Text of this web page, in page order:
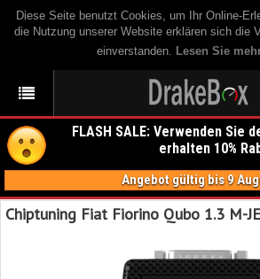
Diese Seite benutzt Cookies, um Ihr Online-
die Nutzung unserer Website erklären sich die
einverstanden. Lesen Sie
FLASH SALE: Verwenden Sie
erhalten 10%
Angebot gültig bis 9
Chiptuning Fiat Fiorino Qubo 1.3 M-